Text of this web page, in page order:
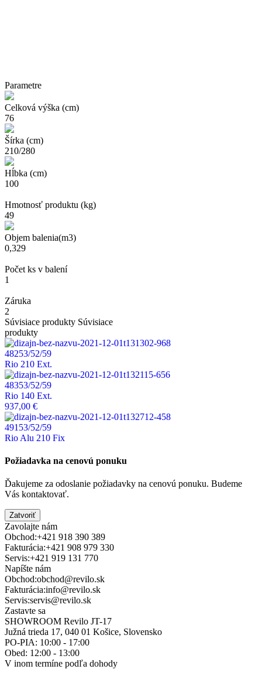
Parametre
Celková výška (cm)
76
Šírka (cm)
210/280
Hĺbka (cm)
100
Hmotnosť produktu (kg)
49
Objem balenia(m3)
0,329
Počet ks v balení
1
Záruka
2
Súvisiace produkty Súvisiace
produkty
48253/52/59
Rio 210 Ext.
48353/52/59
Rio 140 Ext.
937,00 €
49153/52/59
Rio Alu 210 Fix
Požiadavka na cenovú ponuku
Ďakujeme za odoslanie požiadavky na cenovú ponuku. Budeme
Vás kontaktovať.
Zatvoriť
Zavolajte nám
Obchod:+421 918 390 389
Fakturácia:+421 908 979 330
Servis:+421 919 131 770
Napíšte nám
Obchod:obchod@revilo.sk
Fakturácia:info@revilo.sk
Servis:servis@revilo.sk
Zastavte sa
SHOWROOM Revilo JT-17
Južná trieda 17, 040 01 Košice, Slovensko
PO-PIA: 10:00 - 17:00
Obed: 12:00 - 13:00
V inom termíne podľa dohody